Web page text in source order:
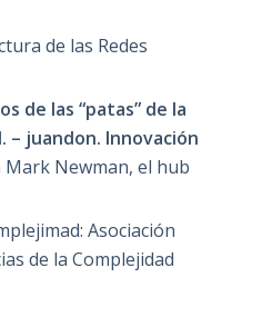
de las Redes
de las “patas” de la
– juandon. Innovación
Mark Newman, el hub
Asociación
de la Complejidad